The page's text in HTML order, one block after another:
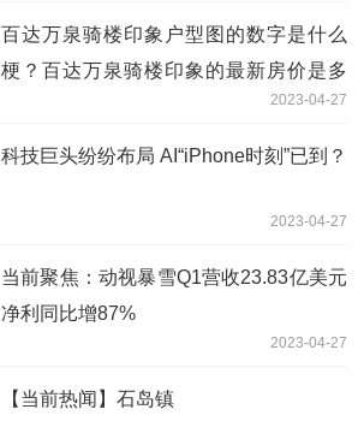
百达万泉骑楼印象户型图的数字是什么
梗？百达万泉骑楼印象的最新房价是多
2023-04-27
科技巨头纷纷布局 AI“iPhone时刻”已到？
2023-04-27
当前聚焦：动视暴雪Q1营收23.83亿美元
净利同比增87%
2023-04-27
【当前热闻】石岛镇